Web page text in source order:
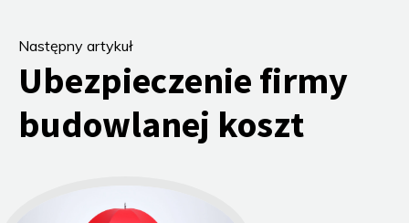
Następny artykuł
Ubezpieczenie firmy
budowlanej koszt